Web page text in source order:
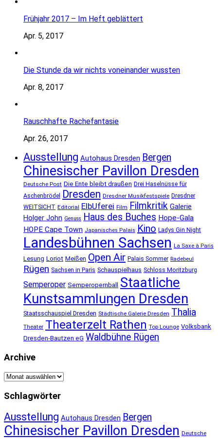
Frühjahr 2017 – Im Heft geblättert
Apr. 5, 2017
Die Stunde da wir nichts voneinander wussten
Apr. 8, 2017
Rauschhafte Rachefantasie
Apr. 26, 2017
Ausstellung Autohaus Dresden Bergen
Chinesischer Pavillon Dresden
Deutsche Post Die Ente bleibt draußen Drei Haselnüsse für
Aschenbrödel
Dresden Dresdner Musikfestspiele Dresdner
WEITSICHT Editorial ElbUferei Film Filmkritik Galerie
Holger John Genuss Haus des Buches Hope-Gala
HOPE Cape Town Japanisches Palais Kino Ladys Gin Night
Landesbühnen Sachsen La Saxe à Paris
Lesung Loriot Meißen Open Air Palais Sommer Radebeul
Rügen Sachsen in Paris Schauspielhaus Schloss Moritzburg
Semperoper Semperopernball
Staatliche
Kunstsammlungen Dresden
Staatsschauspiel Dresden Städtische Galerie Dresden Thalia
Theater Theaterzelt Rathen Top Lounge Volksbank
Dresden-Bautzen eG Waldbühne Rügen
Archive
Archive
Schlagwörter
Ausstellung Autohaus Dresden Bergen
Chinesischer Pavillon Dresden Deutsche